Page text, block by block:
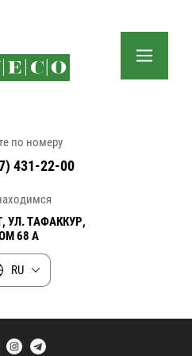
по номеру
431-22-00
УЛ. ТАФАККУР,
68 А
RU